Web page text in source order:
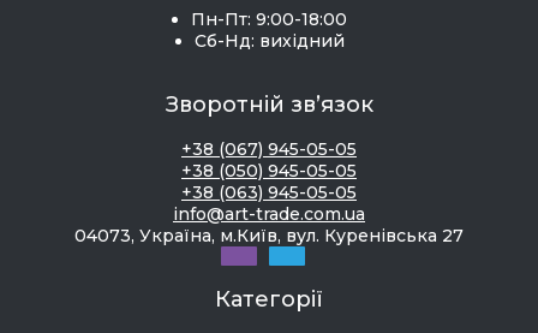
Пн-Пт: 9:00-18:00
Сб-Нд: вихідний
Зворотній зв’язок
+38 (067) 945-05-05
+38 (050) 945-05-05
+38 (063) 945-05-05
info@art-trade.com.ua
04073, Україна, м.Київ, вул. Куренівська 27
Категорії